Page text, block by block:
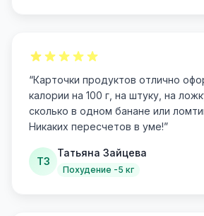
“Карточки продуктов отлично
калории на 100 г, на штуку, на
сколько в одном банане или
Никаких пересчетов в уме!”
ТЗ
Татьяна Зайцева
Похудение -5 кг